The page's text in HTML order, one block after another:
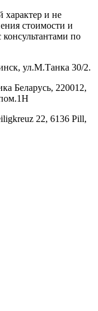
характер и не
стоимости и
консультантами по
ул.М.Танка 30/2.
Беларусь, 220012,
22, 6136 Pill,